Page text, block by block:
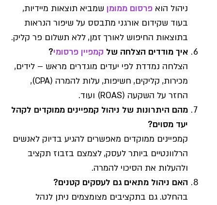
ניהול הוא פרסום ממומן שמביא תוצאות מיידיות,
בעוד שקידום אורגני מתבסס על שיפור הנראות
בתוצאות החיפוש לאורך זמן, ללא תשלום פר קליק.
איך מודדים הצלחה של קמפיין פרסומי?
הצלחה נמדדת לפי יעדים מוגדרים מראש – לידים,
מכירות, קליקים, חשיפות, עלות להמרה (CPA),
החזר על השקעה (ROAS) ועוד.
מהם היתרונות של ניהול קמפיינים ממוקדים לקהל
יעד מסוים?
קמפיינים ממוקדים מאפשרים להגיע בדיוק לאנשים
הרלוונטיים ביותר לעסק, לצמצם בזבוז תקציב
ולהעלות את הסיכוי להמרה.
האם ניהול מתאים גם לעסקים קטנים?
בהחלט. גם בתקציבים מצומצמים ניתן לנהל